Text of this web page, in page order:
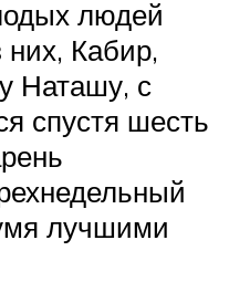
людей
них, Кабир,
Наташу, с
спустя шесть
лучшими